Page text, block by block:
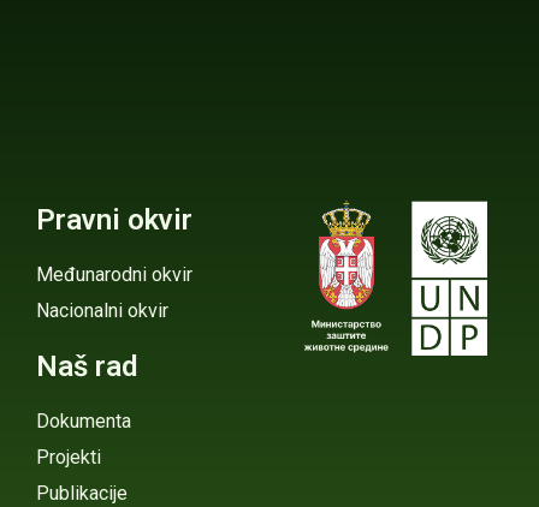
Pravni okvir
Međunarodni okvir
Nacionalni okvir
Naš rad
Dokumenta
Projekti
Publikacije